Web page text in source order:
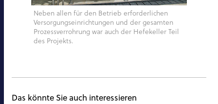
Neben allen für den Betrieb erforderlichen
Versorgungseinrichtungen und der gesamten
Prozessverrohrung war auch der Hefekeller Teil
des Projekts.
Das könnte Sie auch interessieren